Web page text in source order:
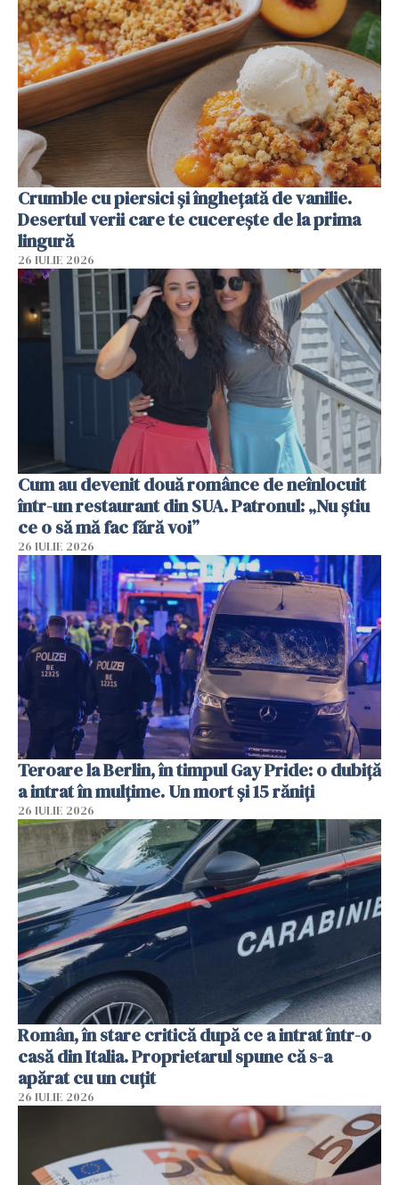
Crumble cu piersici și înghețată de vanilie.
Desertul verii care te cucerește de la prima
lingură
26 IULIE 2026
Cum au devenit două românce de neînlocuit
într-un restaurant din SUA. Patronul: „Nu știu
ce o să mă fac fără voi”
26 IULIE 2026
Teroare la Berlin, în timpul Gay Pride: o dubiță
a intrat în mulțime. Un mort și 15 răniți
26 IULIE 2026
Român, în stare critică după ce a intrat într-o
casă din Italia. Proprietarul spune că s-a
apărat cu un cuțit
26 IULIE 2026